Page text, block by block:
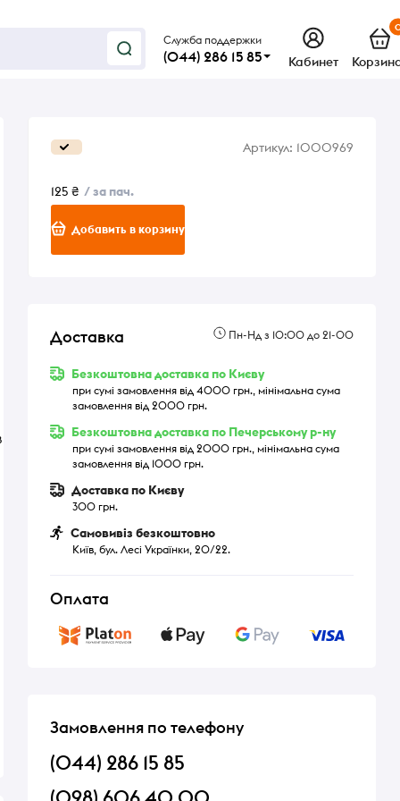
Служба поддержки
(044) 286 15 85 Кабинет
Артикул: 1000969
125 ₴ / за пач.
Добавить в корзину
Доставка Пн-Нд з 10:00 до 21-00
Безкоштовна доставка по Києву
при сумі замовлення від 4000 грн., мінімальна сума
замовлення від 2000 грн.
Безкоштовна доставка по Печерському р-ну
при сумі замовлення від 2000 грн., мінімальна сума
замовлення від 1000 грн.
Доставка по Києву
300 грн.
Самовивіз безкоштовно
Київ, бул. Лесі Українки, 20/22.
Оплата
Замовлення по телефону
(044) 286 15 85